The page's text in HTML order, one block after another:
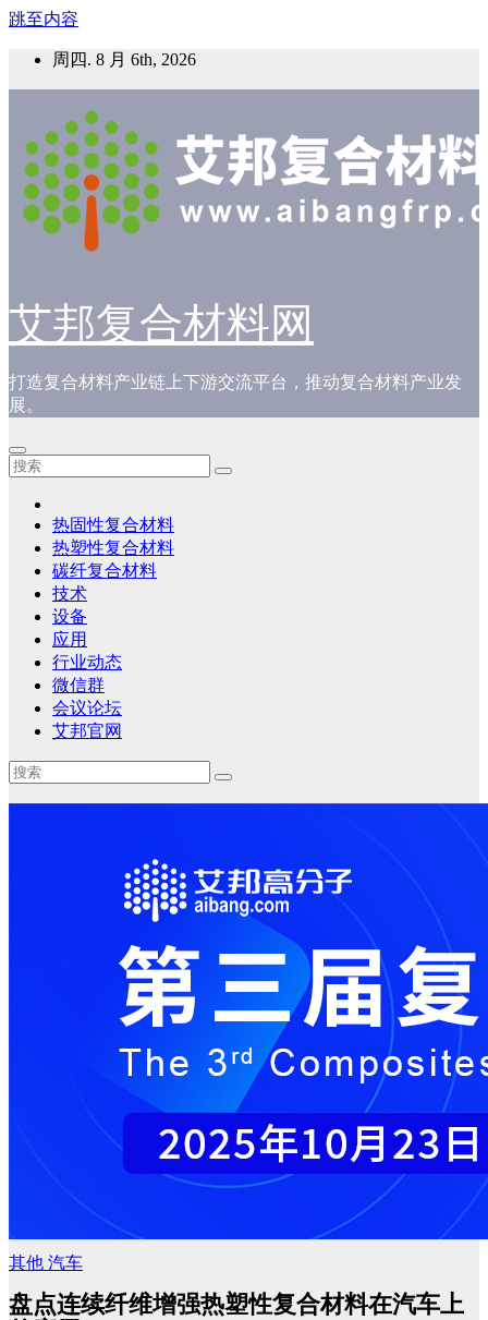
跳至内容
周四. 8 月 6th, 2026
艾邦复合材料网
打造复合材料产业链上下游交流平台，推动复合材料产业发
展。
热固性复合材料
热塑性复合材料
碳纤复合材料
技术
设备
应用
行业动态
微信群
会议论坛
艾邦官网
其他 汽车
盘点连续纤维增强热塑性复合材料在汽车上